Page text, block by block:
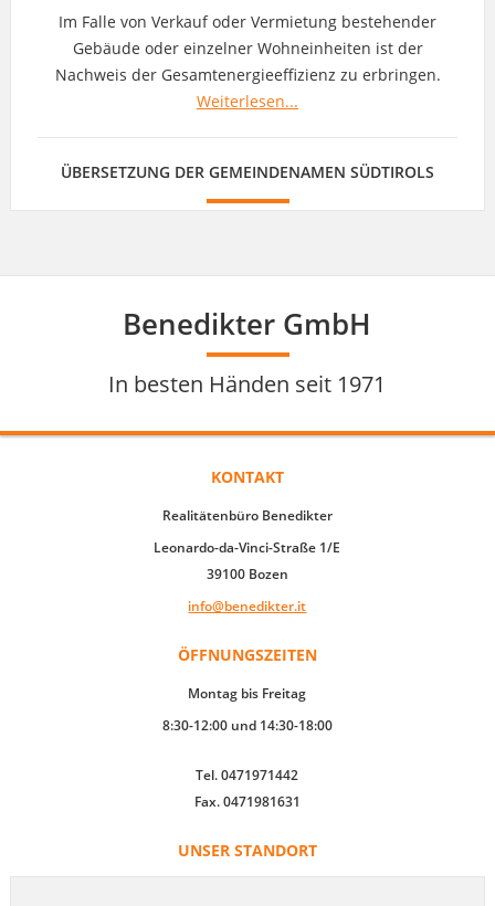
Benedikter GmbH
In besten Händen seit 1971
KONTAKT
Realitätenbüro Benedikter
Leonardo-da-Vinci-Straße 1/E
39100 Bozen
info@benedikter.it
ÖFFNUNGSZEITEN
Montag bis Freitag
8:30-12:00 und 14:30-18:00
Tel. 0471971442
Fax. 0471981631
UNSER STANDORT